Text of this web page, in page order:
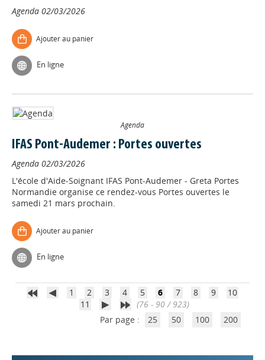
Agenda 02/03/2026
Ajouter au panier
En ligne
Agenda
IFAS Pont-Audemer : Portes ouvertes
Agenda 02/03/2026
L'école d'Aide-Soignant IFAS Pont-Audemer - Greta Portes
Normandie organise ce rendez-vous Portes ouvertes le
samedi 21 mars prochain.
Ajouter au panier
En ligne
1 2 3 4 5 6 7 8 9
10
11
(76 - 90 / 923)
Par page :
25 50 100 200
Appels à projets
Déposer une actu !
Accéder à son compte - (Se